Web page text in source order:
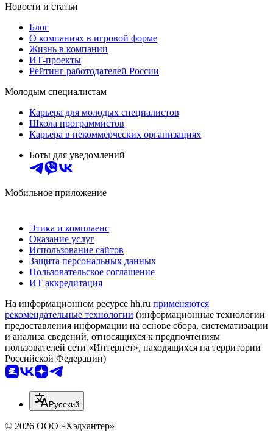
Новости и статьи
Блог
О компаниях в игровой форме
Жизнь в компании
ИТ-проекты
Рейтинг работодателей России
Молодым специалистам
Карьера для молодых специалистов
Школа программистов
Карьера в некоммерческих организациях
Боты для уведомлений
Мобильное приложение
Этика и комплаенс
Оказание услуг
Использование сайтов
Защита персональных данных
Пользовательское соглашение
ИТ аккредитация
На информационном ресурсе hh.ru применяются
рекомендательные технологии (информационные технологии
предоставления информации на основе сбора, систематизации
и анализа сведений, относящихся к предпочтениям
пользователей сети «Интернет», находящихся на территории
Российской Федерации)
Русский
© 2026 ООО «Хэдхантер»